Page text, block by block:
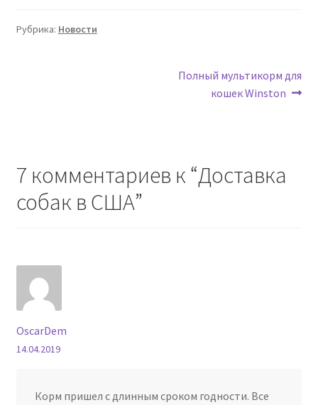
Рубрика: Новости
Следующая
запись:
Полный мультикорм для
кошек Winston
7 комментариев к “Доставка
собак в США”
OscarDem
14.04.2019
Корм пришел с длинным сроком годности. Все